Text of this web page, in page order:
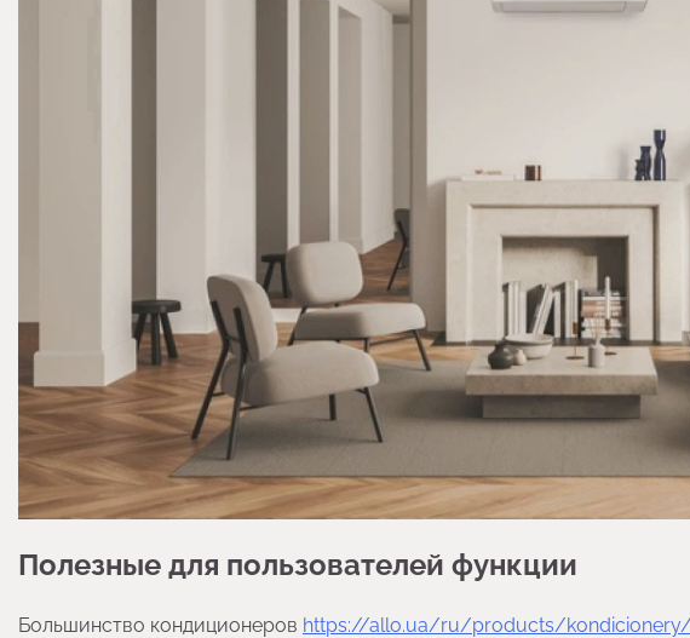
Полезные для пользователей функции
Большинство кондиционеров https://allo.ua/ru/products/kondicionery/